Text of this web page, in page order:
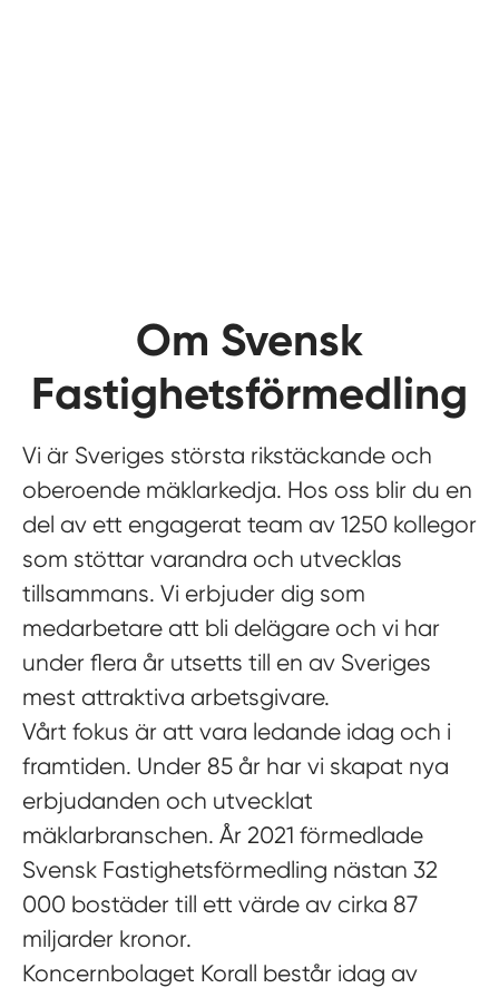
Om Svensk
Fastighetsförmedling
Vi är Sveriges största rikstäckande och
oberoende mäklarkedja. Hos oss blir du en
del av ett engagerat team av 1250 kollegor
som stöttar varandra och utvecklas
tillsammans. Vi erbjuder dig som
medarbetare att bli delägare och vi har
under flera år utsetts till en av Sveriges
mest attraktiva arbetsgivare.
Vårt fokus är att vara ledande idag och i
framtiden. Under 85 år har vi skapat nya
erbjudanden och utvecklat
mäklarbranschen. År 2021 förmedlade
Svensk Fastighetsförmedling nästan 32
000 bostäder till ett värde av cirka 87
miljarder kronor.
Koncernbolaget Korall består idag av